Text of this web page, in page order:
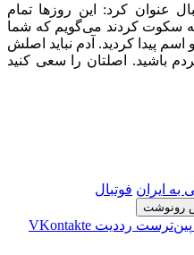
عنوان کرد: این روزها تمام
سکوت کردند می‌گویم که شما
پیدا کردید. آدم نباید اصلش
باشید. اصلتان را سعی کنید
به ایران فوتبال
رونوشت
‫پین‌ترست ‫رددیت ‫VKontakte